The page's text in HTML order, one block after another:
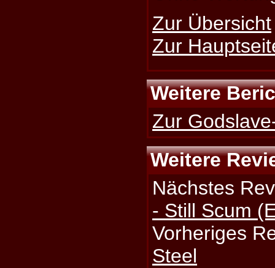
Zur Übersicht
Zur
Weitere
Zur
Weitere
Nächstes
- Still Scum
Vorheriges
Steel